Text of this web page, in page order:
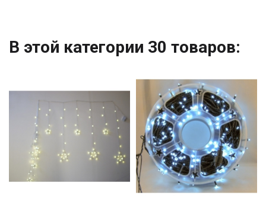
В этой категории 30 товаров: